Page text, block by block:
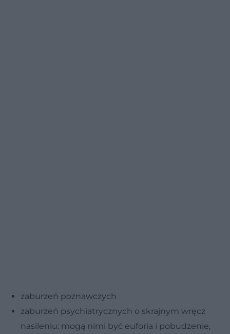
zaburzeń poznawczych
zaburzeń psychiatrycznych o skrajnym wręcz
nasileniu: mogą nimi być euforia i pobudzenie,